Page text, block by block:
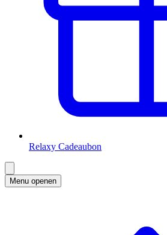
Relaxy Cadeaubon
Menu openen